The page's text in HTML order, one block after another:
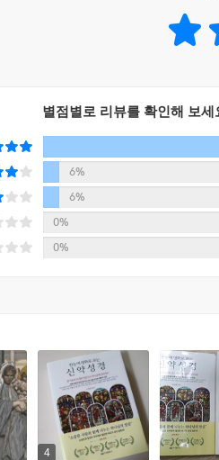
교 신앙의 관점으로 구성하여 ‘신앙
중심으로, 초대교회의 시작과 사
의 일화에 해당하는 성경 구절과
있는 모든 사람에게 적합한 성경 입
독자들은 마치 미술관에 전시한
워야 할 삶의 가치와 방향을 알 수
많이 접하기를 바란다. 그래서
며 기독교의 참된 의미를 깨달을
별점별로 리뷰를 확인해 보세
6%
6%
0%
0%
4